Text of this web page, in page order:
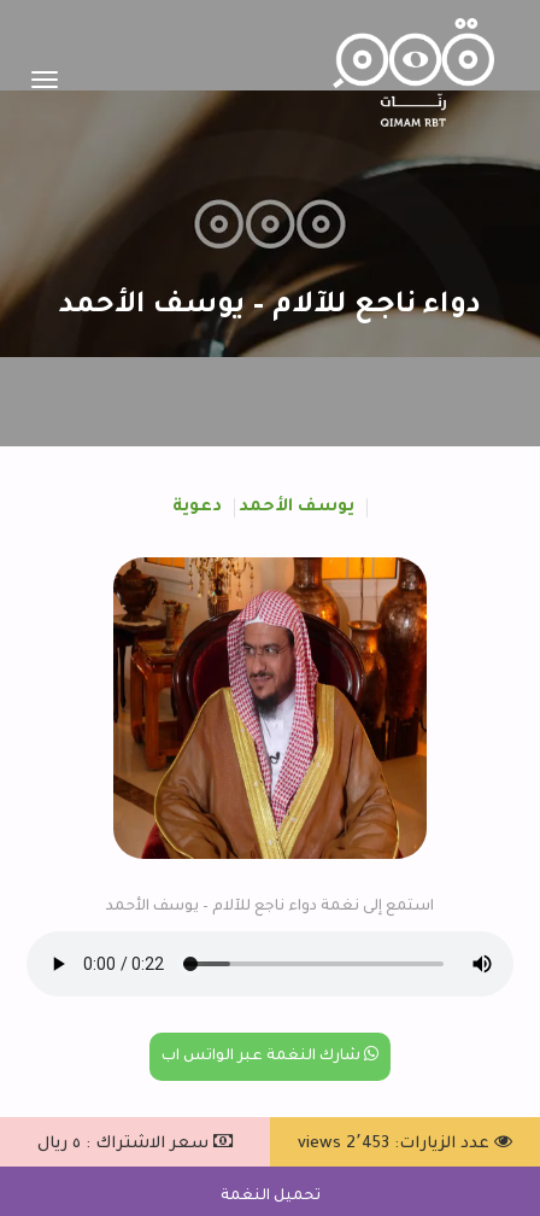
دواء ناجع للآلام – يوسف الأحمد
يوسف الأحمد دعوية
استمع إلى نغمة دواء ناجع للآلام – يوسف الأحمد
شارك النغمة عبر الواتس اب
عدد الزيارات: 2٬453 views سعر الاشتراك : ٥ ريال
تحميل النغمة